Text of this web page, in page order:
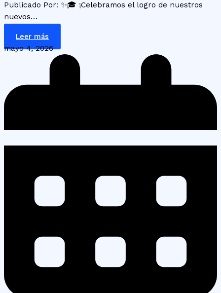
Publicado Por: ✨🎓 ¡Celebramos el logro de nuestros
nuevos…
Leer más
mayo 4, 2026